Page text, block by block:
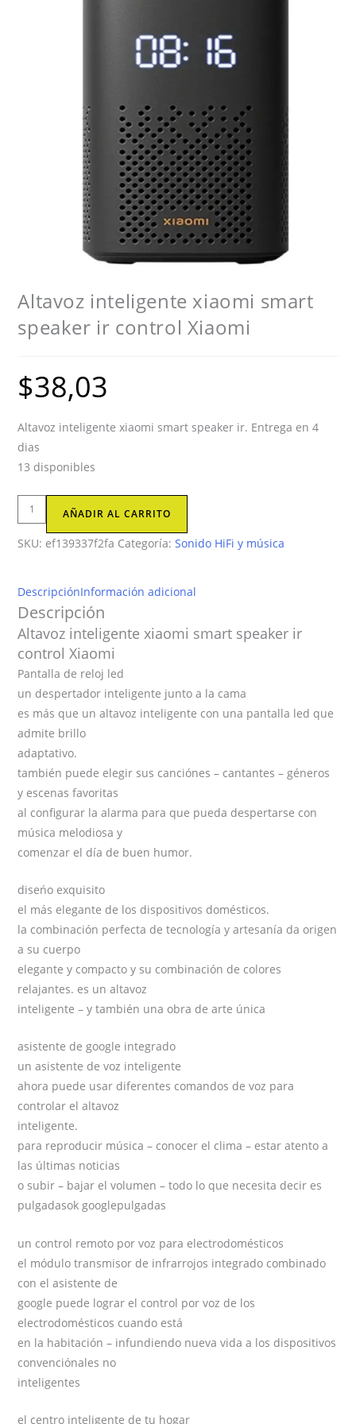
Altavoz inteligente xiaomi smart
speaker ir control Xiaomi
$38,03
Altavoz inteligente xiaomi smart speaker ir. Entrega en 4
dias
13 disponibles
Altavoz
inteligente
xiaomi
control
Xiaomi
cantidad
AÑADIR AL CARRITO
SKU: ef139337f2fa Categoría:Sonido HiFi y música
DescripciónInformación adicional
Descripción
Altavoz inteligente xiaomi smart speaker ir
control Xiaomi
Pantalla de reloj led
un despertador inteligente junto a la cama
es más que un altavoz inteligente con una pantalla led que
admite brillo
adaptativo.
también puede elegir sus canciónes – cantantes – géneros
y escenas favoritas
al configurar la alarma para que pueda despertarse con
música melodiosa y
comenzar el día de buen humor.
diseńo exquisito
el más elegante de los dispositivos domésticos.
la combinación perfecta de tecnología y artesanía da origen
a su cuerpo
elegante y compacto y su combinación de colores
relajantes. es un altavoz
inteligente – y también una obra de arte única
asistente de google integrado
un asistente de voz inteligente
ahora puede usar diferentes comandos de voz para
controlar el altavoz
inteligente.
para reproducir música – conocer el clima – estar atento a
las últimas noticias
o subir – bajar el volumen – todo lo que necesita decir es
pulgadasok googlepulgadas
un control remoto por voz para electrodomésticos
el módulo transmisor de infrarrojos integrado combinado
con el asistente de
google puede lograr el control por voz de los
electrodomésticos cuando está
en la habitación – infundiendo nueva vida a los dispositivos
convenciónales no
inteligentes
el centro inteligente de tu hogar